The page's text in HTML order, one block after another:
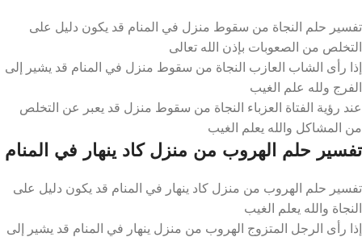
تفسير حلم النجاة من سقوط منزل في المنام قد يكون دليل على
التخلص من الصعوبات بإذن الله تعالى
إذا رأى الشاب العازب النجاة من سقوط منزل في المنام قد يشير إلى
الفرج ولله علم الغيب
عند رؤية الفتاة العزباء النجاة من سقوط منزل قد يعبر عن التخلص
من المشاكل والله يعلم الغيب
تفسير حلم الهروب من منزل كاد ينهار في المنام
تفسير حلم الهروب من منزل كاد ينهار في المنام قد يكون دليل على
النجاة والله يعلم الغيب
إذا رأى الرجل المتزوج الهروب من منزل ينهار في المنام قد يشير إلى